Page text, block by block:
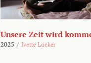
Unsere Zeit wird
2025 / Ivette Löcker